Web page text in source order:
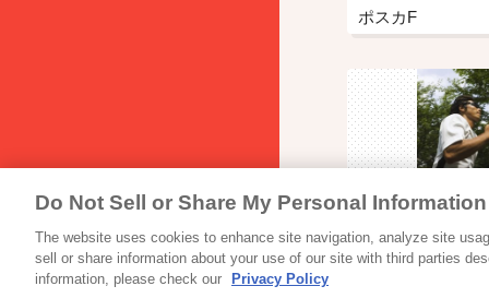
ポスカF
スポーツサプリ
パワープロダク
エキストラ…
Do Not Sell or Share My Personal Information
The website uses cookies to enhance site navigation, analyze site
sell or share information about your use of our site with third parties
information, please check our
Privacy Policy